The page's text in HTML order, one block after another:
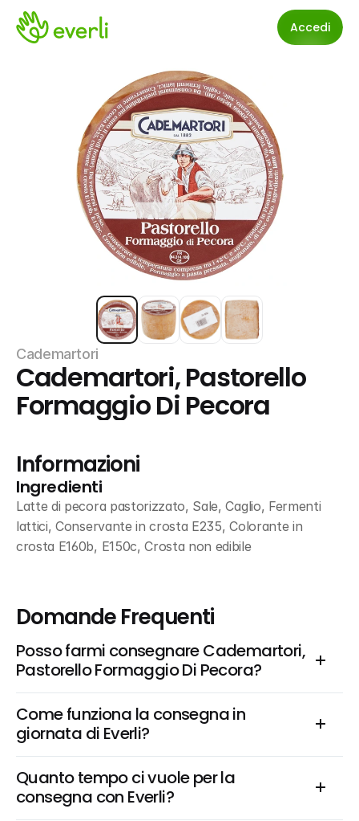
Accedi
Cademartori
Cademartori, Pastorello
Formaggio Di Pecora
Informazioni
Ingredienti
Latte di pecora pastorizzato, Sale, Caglio, Fermenti
lattici, Conservante in crosta E235, Colorante in
crosta E160b, E150c, Crosta non edibile
Domande Frequenti
Posso farmi consegnare Cademartori,
Pastorello Formaggio Di Pecora?
Come funziona la consegna in
giornata di Everli?
Quanto tempo ci vuole per la
consegna con Everli?